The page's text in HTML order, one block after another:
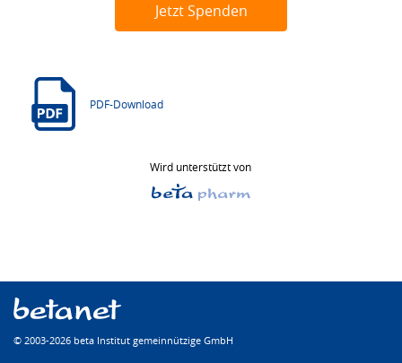
Jetzt Spenden
PDF-Download
Wird unterstützt von
© 2003-2026 beta Institut gemeinnützige GmbH